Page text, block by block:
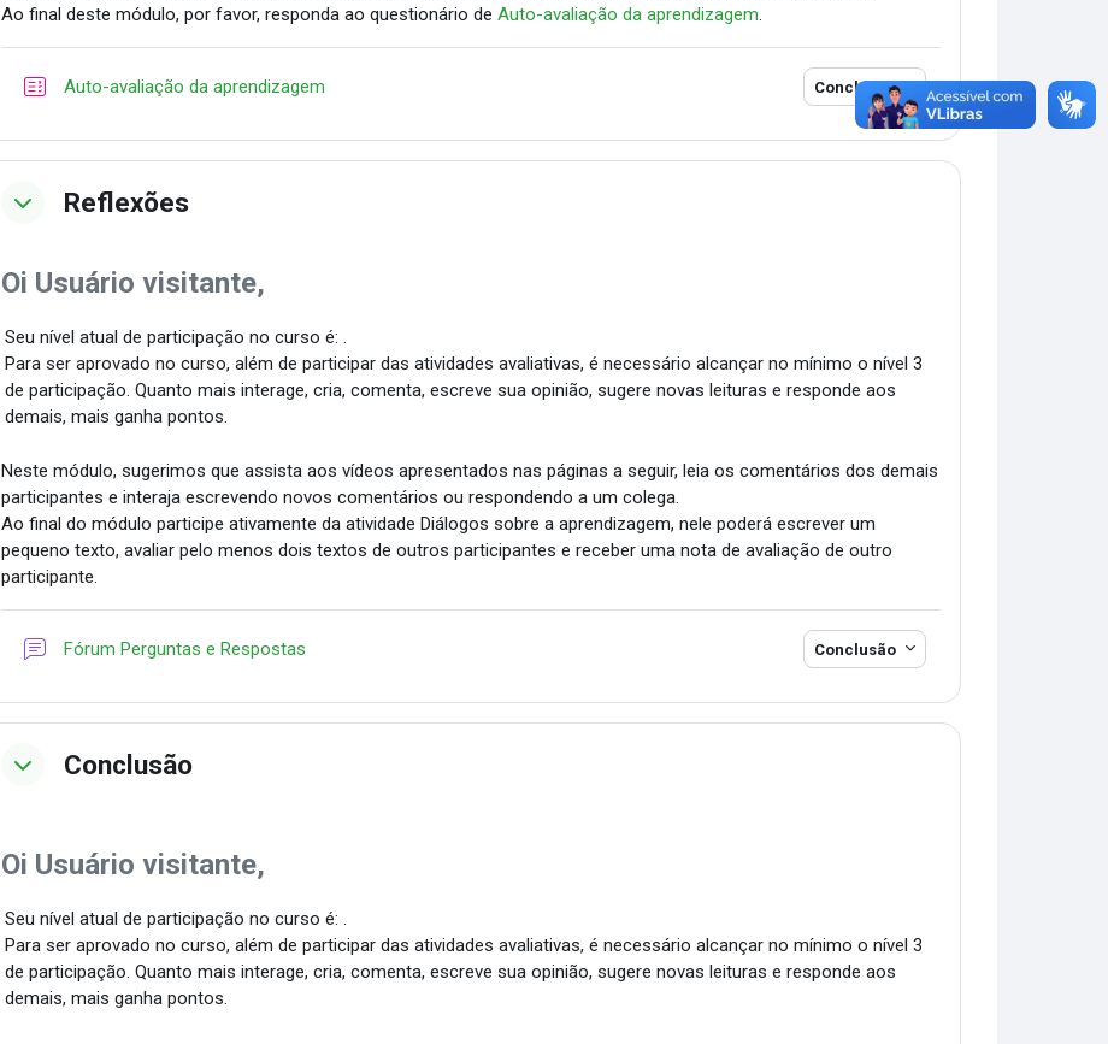
Ao final deste módulo, por favor, responda ao questionário deAuto-avaliação da aprendizagem.
Auto-avaliação da aprendizagem Conclusão
Reflexões
Oi Usuário visitante,
Seu nível atual de participação no curso é: .
Para ser aprovado no curso, além de participar das atividades avaliativas, é necessário alcançar no mínimo o nível 3
de participação. Quanto mais interage, cria, comenta, escreve sua opinião, sugere novas leituras e responde aos
demais, mais ganha pontos.
Neste módulo, sugerimos que assista aos vídeos apresentados nas páginas a seguir, leia os comentários dos demais
participantes e interaja escrevendo novos comentários ou respondendo a um colega.
Ao final do móduloparticipe ativamente da atividade Diálogos sobre a aprendizagem, nele poderá escrever um
pequeno texto, avaliar pelo menos dois textos de outros participantes e receber uma nota de avaliação de outro
participante.
Fórum Perguntas e Respostas Conclusão
Conclusão
Oi Usuário visitante,
Seu nível atual de participação no curso é: .
Para ser aprovado no curso, além de participar das atividades avaliativas, é necessário alcançar no mínimo o nível 3
de participação. Quanto mais interage, cria, comenta, escreve sua opinião, sugere novas leituras e responde aos
demais, mais ganha pontos.